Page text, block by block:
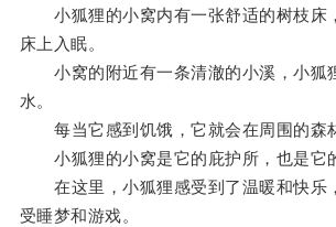
小狐狸的小窝内有一张舒适的树枝床
床上入眠。
小窝的附近有一条清澈的小溪，小狐
水。
每当它感到饥饿，它就会在周围的森
小狐狸的小窝是它的庇护所，也是它
在这里，小狐狸感受到了温暖和快乐
受睡梦和游戏。